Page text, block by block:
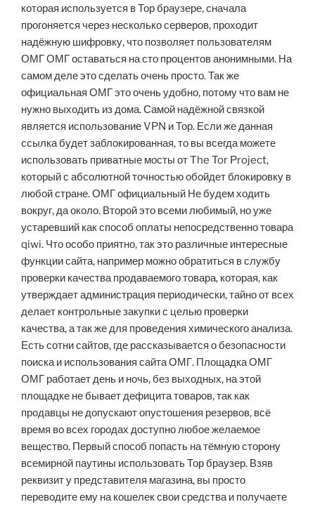
которая используется в Тор браузере, сначала
прогоняется через несколько серверов, проходит
надёжную шифровку, что позволяет пользователям
ОМГ ОМГ оставаться на сто процентов анонимными. На
самом деле это сделать очень просто. Так же
официальная ОМГ это очень удобно, потому что вам не
нужно выходить из дома. Самой надёжной связкой
является использование VPN и Тор. Если же данная
ссылка будет заблокированная, то вы всегда можете
использовать приватные мосты от The Tor Project,
который с абсолютной точностью обойдет блокировку в
любой стране. ОМГ официальный Не будем ходить
вокруг, да около. Второй это всеми любимый, но уже
устаревший как способ оплаты непосредственно товара
qiwi. Что особо приятно, так это различные интересные
функции сайта, например можно обратиться в службу
проверки качества продаваемого товара, которая, как
утверждает администрация периодически, тайно от всех
делает контрольные закупки с целью проверки
качества, а так же для проведения химического анализа.
Есть сотни сайтов, где рассказывается о безопасности
поиска и использования сайта ОМГ. Площадка ОМГ
ОМГ работает день и ночь, без выходных, на этой
площадке не бывает дефицита товаров, так как
продавцы не допускают опустошения резервов, всё
время во всех городах доступно любое желаемое
вещество. Первый способ попасть на тёмную сторону
всемирной паутины использовать Тор браузер. Взяв
реквизит у представителя магазина, вы просто
переводите ему на кошелек свои средства и получаете